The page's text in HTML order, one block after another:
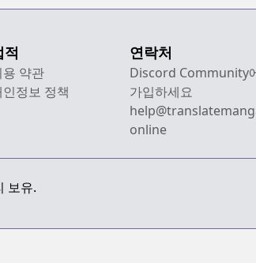
적
용 약관
인정보 정책
연락처
Discord Community
가입하세요
online
보유.